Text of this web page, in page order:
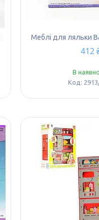
Меблі для ляльки
412
В